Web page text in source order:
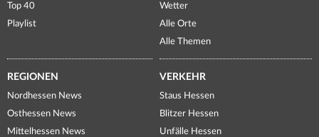
Top 40
Playlist
Wetter
Alle Orte
Alle Themen
REGIONEN
Nordhessen News
Osthessen News
Mittelhessen News
VERKEHR
Staus Hessen
Blitzer Hessen
Unfälle Hessen